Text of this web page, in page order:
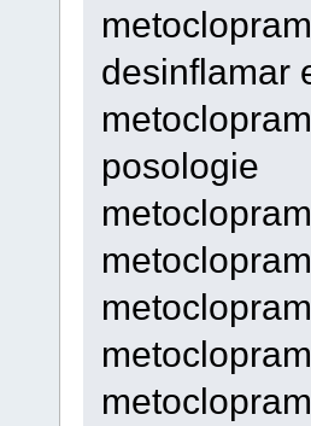
desinflamar
posologie